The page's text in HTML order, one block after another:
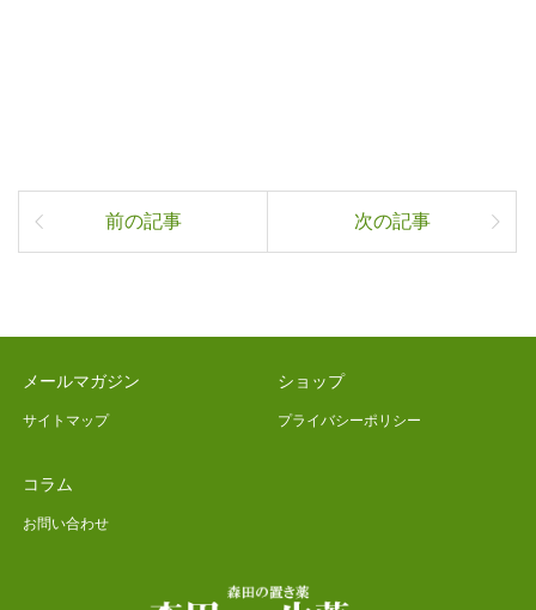
前の記事 次の記事
メールマガジン
サイトマップ
ショップ
プライバシーポリシー
コラム
お問い合わせ